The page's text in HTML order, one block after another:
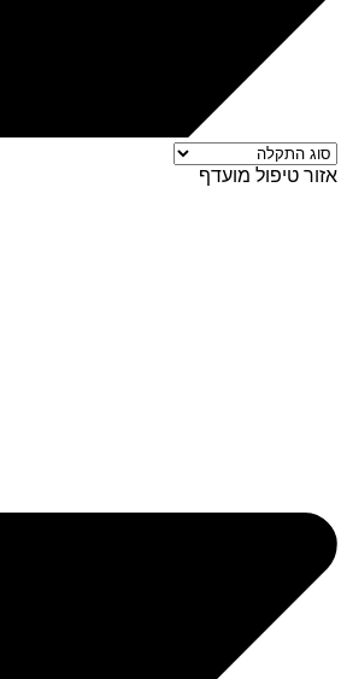
אזור טיפול מועדף